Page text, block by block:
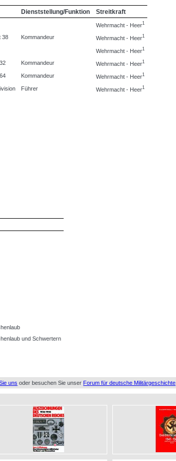
Dienststellung/Funktion Streitkraft
Wehrmacht - Heer1
38 Kommandeur Wehrmacht - Heer1
Wehrmacht - Heer1
Kommandeur Wehrmacht - Heer1
Kommandeur Wehrmacht - Heer1
Führer Wehrmacht - Heer1
und Schwertern
uns oder besuchen Sie unser Forum für deutsche Militärgeschichte